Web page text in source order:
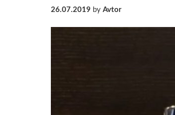
26.07.2019 by Avtor